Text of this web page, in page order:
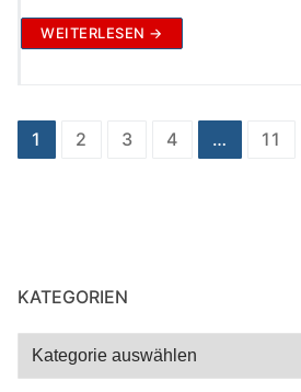
WEITERLESEN →
Seitennummerierung
1 2 3 4 … 11
KATEGORIEN
Kategorien